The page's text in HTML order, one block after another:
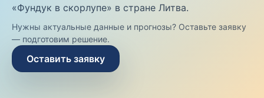
«Фундук в скорлупе» в стране Литва.
Нужны актуальные данные и прогнозы? Оставьте заявку
— подготовим решение.
Оставить заявку